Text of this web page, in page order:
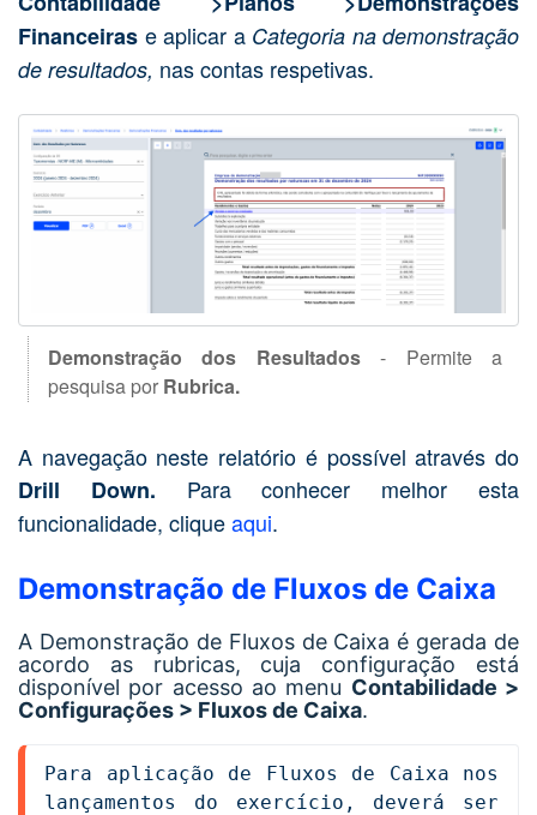
Financeiras e aplicar a Categoria na demonstração
de resultados, nas contas respetivas.
Demonstração dos Resultados- Permite a
pesquisa por Rubrica.
A navegação neste relatório é possível através do
Drill Down. Para conhecer melhor esta
funcionalidade, cliqueaqui.
Demonstração de Fluxos de Caixa
A Demonstração de Fluxos de Caixa é gerada de
acordo as rubricas, cuja configuração está
disponível por acesso ao menu Contabilidade >
Configurações > Fluxos de Caixa.
Para aplicação de Fluxos de Caixa nos
lançamentos do exercício, deverá ser